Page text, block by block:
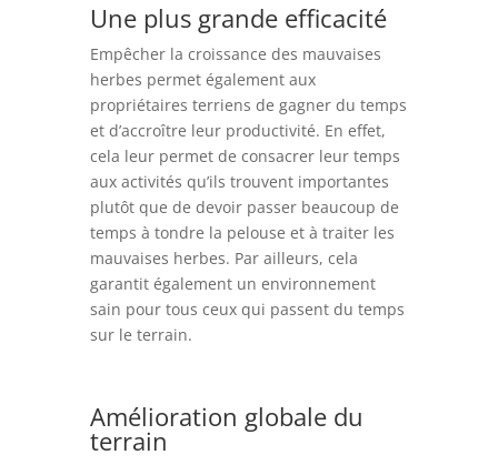
Une plus grande efficacité
Empêcher la croissance des mauvaises
herbes permet également aux
propriétaires terriens de gagner du temps
et d’accroître leur productivité. En effet,
cela leur permet de consacrer leur temps
aux activités qu’ils trouvent importantes
plutôt que de devoir passer beaucoup de
temps à tondre la pelouse et à traiter les
mauvaises herbes. Par ailleurs, cela
garantit également un environnement
sain pour tous ceux qui passent du temps
sur le terrain.
Amélioration globale du
terrain